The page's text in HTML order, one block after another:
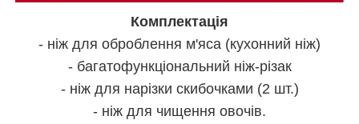
Комплектація
- ніж для оброблення м'яса (кухонний ніж)
- багатофункціональний ніж-різак
- ніж для нарізки скибочками (2 шт.)
- ніж для чищення овочів.